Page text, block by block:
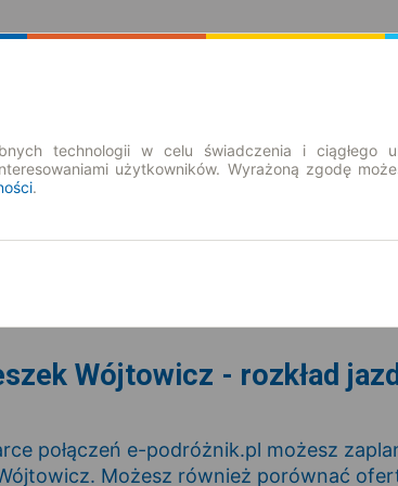
Wójtowicz - rozkład
połączeń e-podróżnik.pl możesz
Możesz również porównać
technologii w celu świadczenia i ciągłego
użytkowników. Wyrażoną zgodę
.